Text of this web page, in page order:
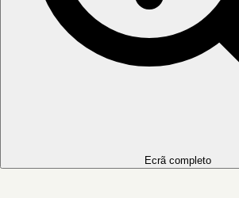
Ecrã completo